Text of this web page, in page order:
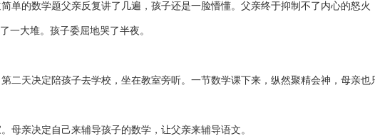
单的数学题父亲反复讲了几遍，孩子还是一脸懵懂。父亲终于抑制不了内心的怒火
一大堆。孩子委屈地哭了半夜。
二天决定陪孩子去学校，坐在教室旁听。一节数学课下来，纵然聚精会神，母亲也
母亲决定自己来辅导孩子的数学，让父亲来辅导语文。